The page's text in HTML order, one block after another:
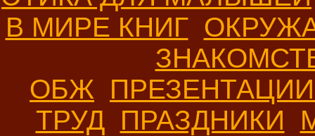
В МИРЕ КНИГ
ОБЖ
ТРУД ПРАЗДНИКИ